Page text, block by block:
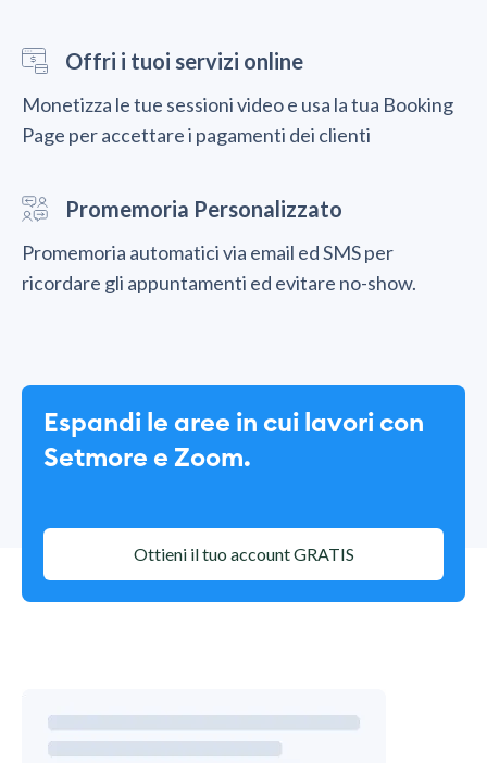
Offri i tuoi servizi online
Monetizza le tue sessioni video e usa la tua Booking
Page per accettare i pagamenti dei clienti
Promemoria Personalizzato
Promemoria automatici via email ed SMS per
ricordare gli appuntamenti ed evitare no-show.
Espandi le aree in cui lavori con
Setmore e Zoom.
Ottieni il tuo account GRATIS